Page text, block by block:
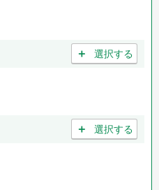
＋ 選択する
＋ 選択する